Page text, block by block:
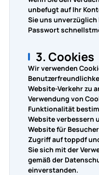
unbefugt auf Ihr
Sie uns
Passwort
3. Cookies
Wir verwenden
Website-Verkehr zu
Verwendung von
Funktionalität
Website verbessern
Website für
Zugriff auf toppdf
Sie sich mit der
gemäß der
einverstanden.